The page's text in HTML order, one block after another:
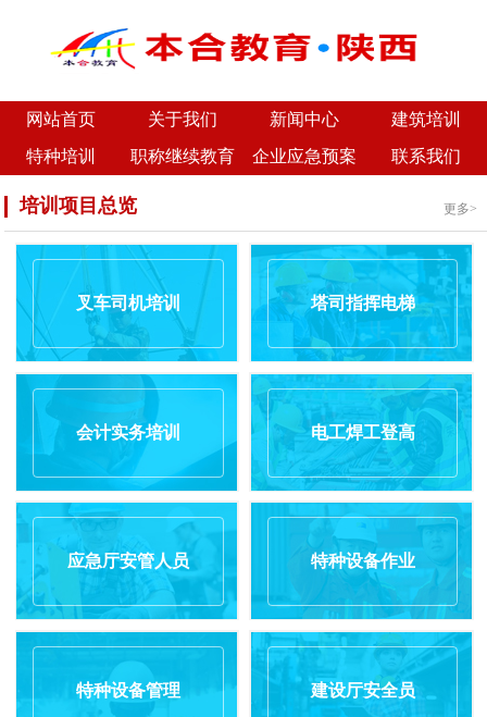
网站首页 关于我们 新闻中心
建筑培训
特种培训
职称继续教育 企业应急预案 联系我们
培训项目总览 更多>
叉车司机培训 塔司指挥电梯
会计实务培训 电工焊工登高
应急厅安管人员 特种设备作业
特种设备管理 建设厅安全员